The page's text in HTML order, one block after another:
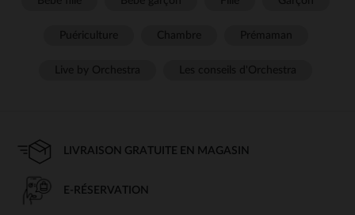
LIVRAISON GRATUITE EN MAGASIN
E-RÉSERVATION